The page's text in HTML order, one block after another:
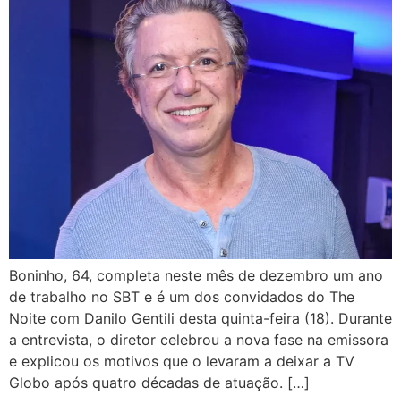
Boninho, 64, completa neste mês de dezembro um ano
de trabalho no SBT e é um dos convidados do The
Noite com Danilo Gentili desta quinta-feira (18). Durante
a entrevista, o diretor celebrou a nova fase na emissora
e explicou os motivos que o levaram a deixar a TV
Globo após quatro décadas de atuação. […]